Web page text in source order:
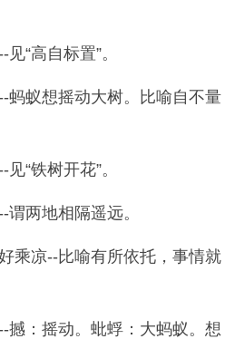
“高自标置”。
蚁想摇动大树。比喻自不量
“铁树开花”。
两地相隔遥远。
凉--比喻有所依托，事情就
：摇动。蚍蜉：大蚂蚁。想